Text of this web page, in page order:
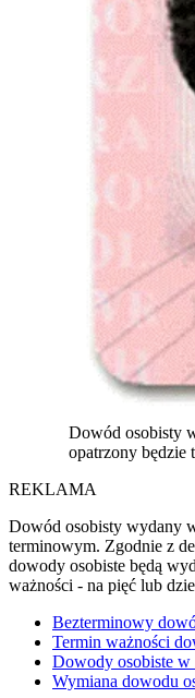
Dowód osobisty
opatrzony będzie
REKLAMA
Dowód osobisty wydany
terminowym. Zgodnie z
dowody osobiste będą
ważności - na pięć lub
Bezterminowy
Termin ważności
Dowody osobiste w
Wymiana dowodu